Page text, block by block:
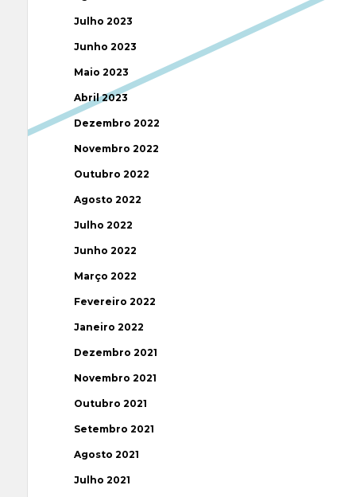
Julho 2023
Junho 2023
Maio 2023
Abril 2023
Dezembro 2022
Novembro 2022
Outubro 2022
Agosto 2022
Julho 2022
Junho 2022
Março 2022
Fevereiro 2022
Janeiro 2022
Dezembro 2021
Novembro 2021
Outubro 2021
Setembro 2021
Agosto 2021
Julho 2021